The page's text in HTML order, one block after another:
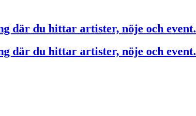
där du hittar artister, nöje och event.
där du hittar artister, nöje och event.